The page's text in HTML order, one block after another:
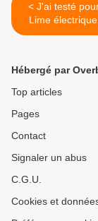
< J'ai testé pour vous, la
Lime électrique
pieds.
Hébergé par
Top articles
Pages
Contact
Signaler un abus
C.G.U.
Cookies et